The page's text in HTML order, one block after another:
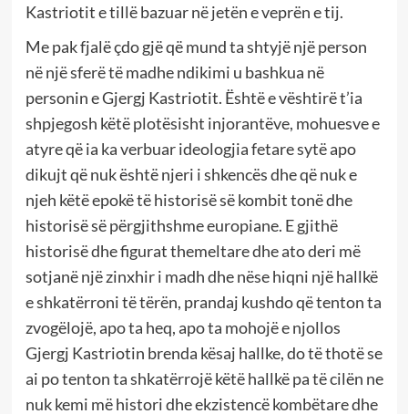
Kastriotit e tillë bazuar në jetën e veprën e tij.
Me pak fjalë çdo gjë që mund ta shtyjë një person
në një sferë të madhe ndikimi u bashkua në
personin e Gjergj Kastriotit. Është e vështirë t’ia
shpjegosh këtë plotësisht injorantëve, mohuesve e
atyre që ia ka verbuar ideologjia fetare sytë apo
dikujt që nuk është njeri i shkencës dhe që nuk e
njeh këtë epokë të historisë së kombit tonë dhe
historisë së përgjithshme europiane. E gjithë
historisë dhe figurat themeltare dhe ato deri më
sotjanë një zinxhir i madh dhe nëse hiqni një hallkë
e shkatërroni të tërën, prandaj kushdo që tenton ta
zvogëlojë, apo ta heq, apo ta mohojë e njollos
Gjergj Kastriotin brenda kësaj hallke, do të thotë se
ai po tenton ta shkatërrojë këtë hallkë pa të cilën ne
nuk kemi më histori dhe ekzistencë kombëtare dhe